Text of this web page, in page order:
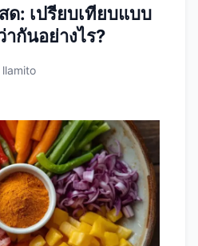
ด: เปรียบเทียบแบบ
กันอย่างไร?
llamito